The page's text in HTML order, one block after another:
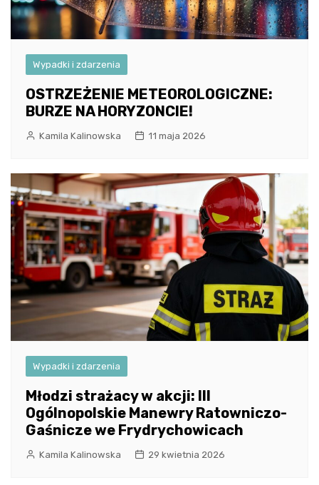
Wypadki i zdarzenia
OSTRZEŻENIE METEOROLOGICZNE:
BURZE NA HORYZONCIE!
Kamila Kalinowska 11 maja 2026
Wypadki i zdarzenia
Młodzi strażacy w akcji: III
Ogólnopolskie Manewry Ratowniczo-
Gaśnicze we Frydrychowicach
Kamila Kalinowska 29 kwietnia 2026